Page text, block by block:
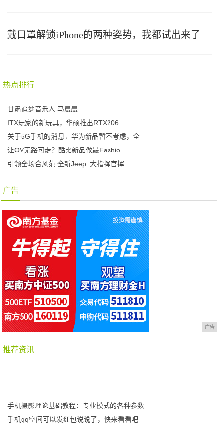
戴口罩解锁iPhone的两种姿势，我都试出来了
热点排行
甘肃追梦音乐人 马晨晨
ITX玩家的新玩具，华硕推出RTX206
关于5G手机的消息，华为新品暂不考虑，全
让OV无路可走？酷比新品做最Fashio
引领全场合风范 全新Jeep+大指挥官挥
广告
广告
推荐资讯
手机摄影理论基础教程：专业模式的各种参数
手机qq空间可以发红包说说了，快来看看吧